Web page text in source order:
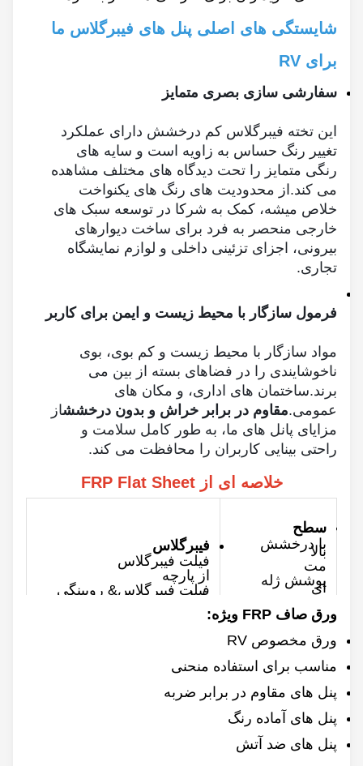
شایستگی های اصلی پنل های فیبرگلاس ما
برای RV
سفارشی سازی بصری متمایز
این تخته فیبرگلاس کم درخشش دارای عملکرد
تغییر رنگ حساس به زاویه است و سایه های
رنگی متمایز را تحت دیدگاه های مختلف مشاهده
می کند.از محدودیت های رنگ های یکنواخت
خلاص میشه، کمک به شرکا در توسعه سبک های
خارجی منحصر به فرد برای ساخت دیوارهای
بیرونی، اجزای تزئینی داخلی و لوازم نمایشگاه
تجاری.
فرمول سازگار با محیط زیست و ایمن برای کاربر
مواد سازگار با محیط زیست و کم بوی، بوی
ناخوشایندی را در فضاهای بسته از بین می
برند.ساختمان های اداری، و مکان های
عمومی.مقاوم در برابر خراش و بدون درخششاز
مزایای پانل های ما، به طور کامل سلامت و
راحتی بینایی کاربران را محافظت می کند.
خلاصه ای از FRP Flat Sheet
سطح
با درخشش
پوشش ژله
ژله ای
سفارشی
صاف
سخت
فیبرگلاس
فیلت فیبرگلاس
از پارچه
فیلت فیبرگلاس& روبینگی
با پارچه
ضخامت
0.8 تا 10 میلی متر
حداکثر عرض
۳۵۰۰ میلی متر
طول
سفارشی
ورق صاف FRP ویژه:
ورق مخصوص RV
مناسب برای استفاده منحنی
پنل های مقاوم در برابر ضربه
پنل های آماده رنگ
پنل های ضد آتش